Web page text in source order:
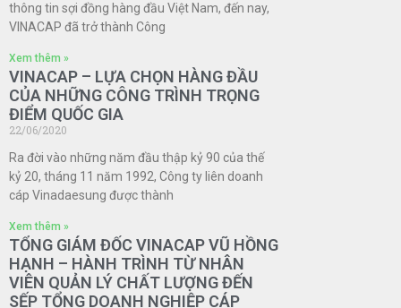
thông tin sợi đồng hàng đầu Việt Nam, đến nay,
VINACAP đã trở thành Công
Xem thêm »
VINACAP – LỰA CHỌN HÀNG ĐẦU
CỦA NHỮNG CÔNG TRÌNH TRỌNG
ĐIỂM QUỐC GIA
22/06/2020
Ra đời vào những năm đầu thập kỷ 90 của thế
kỷ 20, tháng 11 năm 1992, Công ty liên doanh
cáp Vinadaesung được thành
Xem thêm »
TỔNG GIÁM ĐỐC VINACAP VŨ HỒNG
HẠNH – HÀNH TRÌNH TỪ NHÂN
VIÊN QUẢN LÝ CHẤT LƯỢNG ĐẾN
SẾP TỔNG DOANH NGHIỆP CÁP